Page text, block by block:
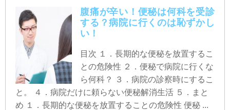
腹痛が辛い！便秘は何科を受診
する？病院に行くのは恥ずかし
い！
目次 １．長期的な便秘を放置するこ
との危険性 ２．便秘で病院に行くな
ら何科？ ３．病院の診察時にするこ
と。 ４．病院だけに頼らない便秘解消生活 ５．まと
め １．長期的な便秘を放置することの危険性 便秘 ...